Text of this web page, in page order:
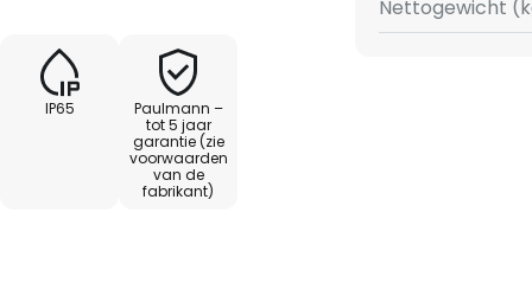
65)
IP65
Paulmann –
tot 5 jaar
garantie (zie
voorwaarden
van de
fabrikant)
Nettogewicht